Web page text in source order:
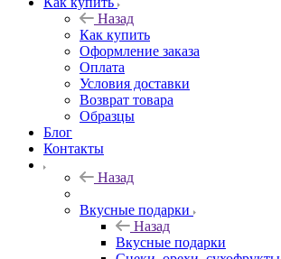
Назад
Как купить
Оформление заказа
Оплата
Условия доставки
Возврат товара
Образцы
Блог
Контакты
Назад
Вкусные подарки
Назад
Вкусные подарки